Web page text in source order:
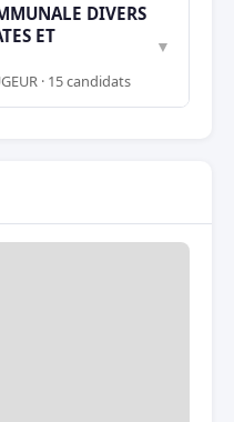
DIVERS
ET
· 15 candidats
▼